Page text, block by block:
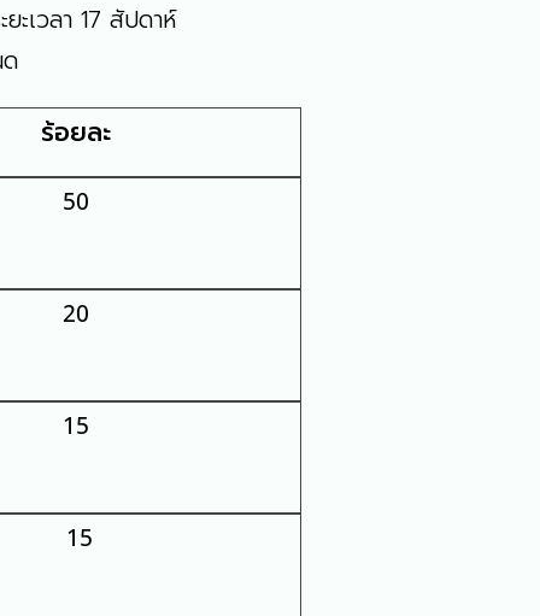
ะเวลา 17 สัปดาห์
ร้อยละ
50
20
15
15